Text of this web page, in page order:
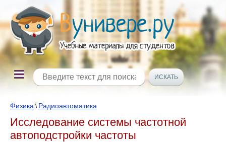
Физика \ Радиоавтоматика
Исследование системы частотной
автоподстройки частоты